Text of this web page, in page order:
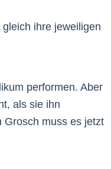
ihre jeweiligen
performen. Aber
als sie ihn
Grosch muss es jetzt